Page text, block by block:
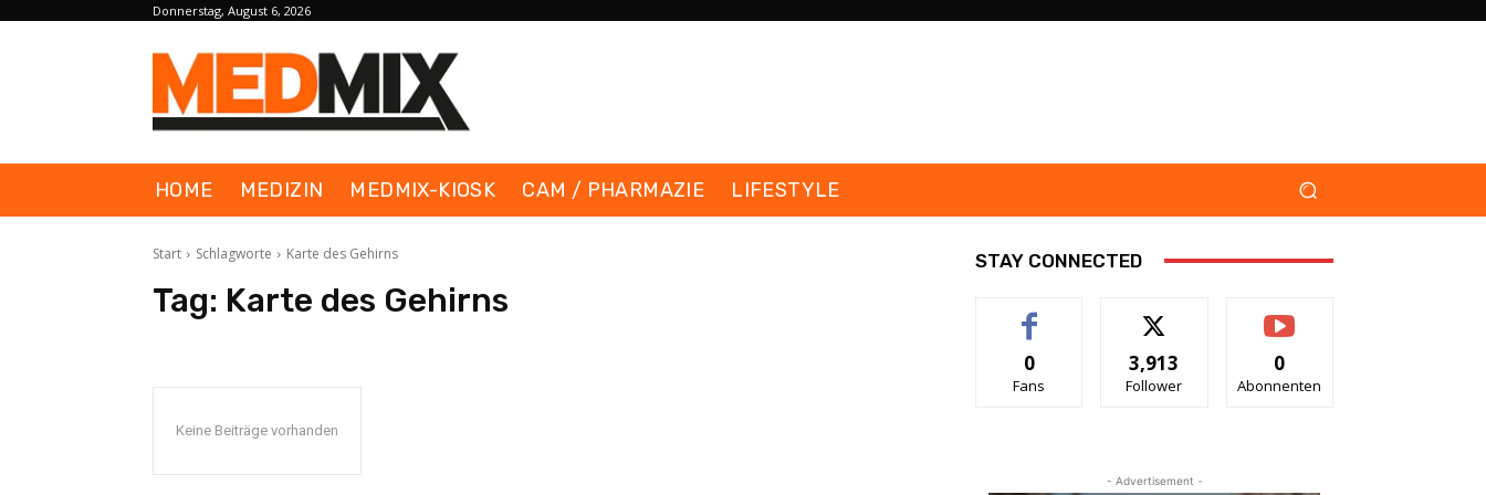
Donnerstag, August 6, 2026
HOME MEDIZIN MEDMIX-KIOSK CAM / PHARMAZIE LIFESTYLE
Start Schlagworte Karte des Gehirns
Tag: Karte des Gehirns
Keine Beiträge vorhanden
STAY CONNECTED
0
Fans
3,913
Follower
0
Abonnenten
- Advertisement -